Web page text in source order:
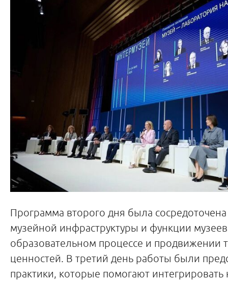
Программа второго дня была
музейной инфраструктуры и функции
образовательном процессе и продвижении
ценностей. В третий день работы были
практики, которые помогают интегрировать